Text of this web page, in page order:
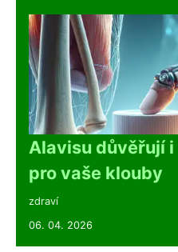
Alavisu důvěřují
pro vaše klouby
zdraví
06. 04. 2026